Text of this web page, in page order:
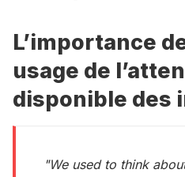
L’importance
usage de
disponible des
"We used to think